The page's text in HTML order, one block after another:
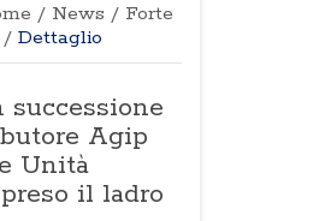
/ News / Forte
/ Dettaglio
Agip
Unità
il ladro